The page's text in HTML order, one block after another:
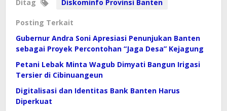
Ditag Diskominfo Provinsi Banten
Posting Terkait
Gubernur Andra Soni Apresiasi Penunjukan Banten
sebagai Proyek Percontohan “Jaga Desa” Kejagung
Petani Lebak Minta Wagub Dimyati Bangun Irigasi
Tersier di Cibinuangeun
Digitalisasi dan Identitas Bank Banten Harus
Diperkuat